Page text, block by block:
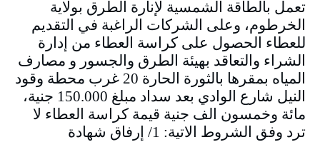
تعمل بالطاقة الشمسية لإنارة الطرق بولاية
الخرطوم، وعلى الشركات الراغبة في التقديم
للعطاء الحصول على كراسة العطاء من إدارة
الشراء والتعاقد بهيئة الطرق والجسور و مصارف
المياه بمقرها بالثورة الحارة 20 غرب محطة وقود
النيل شارع الوادي بعد سداد مبلغ 150.000 جنية،
مائة وخمسون الف جنية قيمة كراسة العطاء لا
ترد وفق الشروط الاتية: 1/ إرفاق شهادة